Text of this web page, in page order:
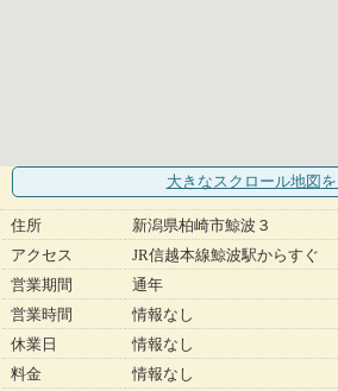
大きなスクロール地図
住所
新潟県柏崎市鯨波３
アクセス
JR信越本線鯨波駅からすぐ
営業期間
通年
営業時間
情報なし
休業日
情報なし
料金
情報なし